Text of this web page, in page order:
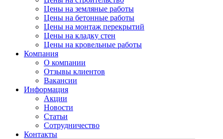
Цены на земляные работы
Цены на бетонные работы
Цены на монтаж перекрытий
Цены на кладку стен
Цены на кровельные работы
Компания
О компании
Отзывы клиентов
Вакансии
Информация
Акции
Новости
Статьи
Сотрудничество
Контакты